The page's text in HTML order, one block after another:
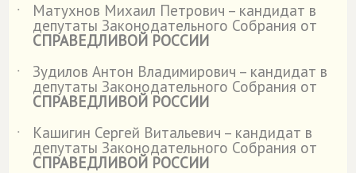
˙
Матухнов Михаил Петрович – кандидат в
депутаты Законодательного Собрания от
СПРАВЕДЛИВОЙ РОССИИ
˙
Зудилов Антон Владимирович – кандидат в
депутаты Законодательного Собрания от
СПРАВЕДЛИВОЙ РОССИИ
˙
Кашигин Сергей Витальевич – кандидат в
депутаты Законодательного Собрания от
СПРАВЕДЛИВОЙ РОССИИ